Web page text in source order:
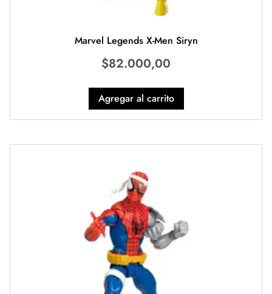
Marvel Legends X-Men Siryn
$82.000,00
Agregar al carrito